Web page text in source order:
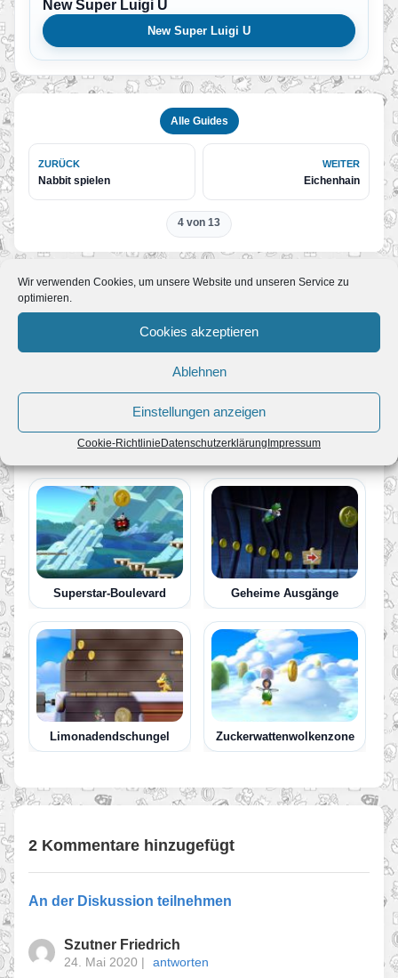
Wir verwenden Cookies, um unsere Website und unseren Service zu
optimieren.
Cookies akzeptieren
Ablehnen
Einstellungen anzeigen
Cookie-RichtlinieDatenschutzerklärungImpressum
New Super Luigi U
New Super Luigi U
Alle Guides
ZURÜCK
Nabbit spielen
WEITER
Eichenhain
4 von 13
Weitere Lösungen zum Spiel
Pilz-Palast Minzmeer
Superstar-Boulevard Geheime Ausgänge
Limonadendschungel Zuckerwattenwolkenzone
2 Kommentare hinzugefügt
An der Diskussion teilnehmen
Szutner Friedrich
24. Mai 2020 |
antworten